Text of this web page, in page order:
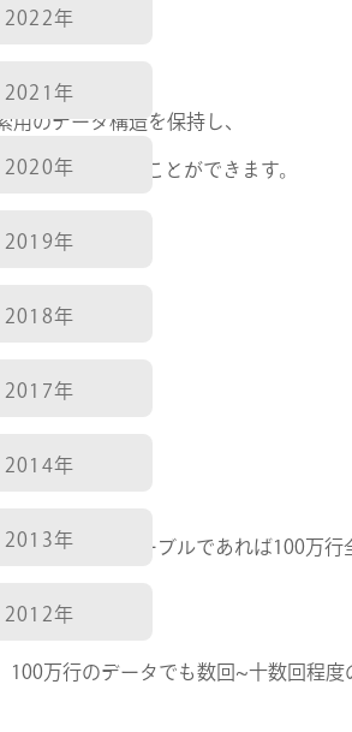
」
のデータ構造を保持し、
速度を上げることができます。
100万行のテーブルであれば100万行
100万行のデータでも数回~十数回程度
2022年
2021年
2020年
2019年
2018年
2017年
2014年
2013年
2012年